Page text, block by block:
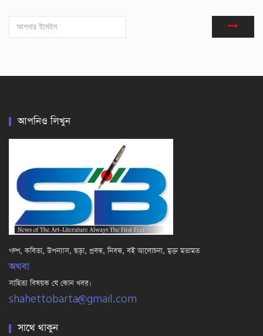
আপনিও লিখুন
গল্প, কবিতা, উপন্যাস, ছড়া, প্রবন্ধ, নিবন্ধ, বই আলোচনা, মুক্ত মতামত
অথবা
সাহিত্য বিষয়ক যে কোন খবর।
shahettobarta@gmail.com
সাথে থাকুন